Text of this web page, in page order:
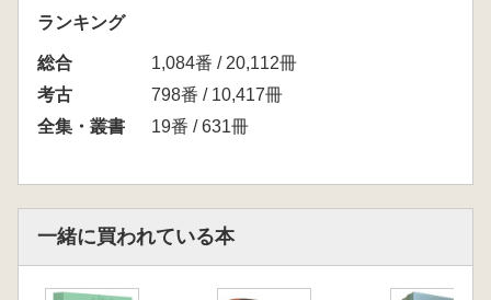
学术,打造学术精品,弘扬丝路文化。
漢唐長安は、シルクロードの起点であり、今日
におけるシルクロード研究の重要な拠点でもあ
フォームを構築することで、シルクロード研究
の発展に寄与する点にあります。また、中国文
ランキング
総合
1,084番 / 20,112冊
考古
798番 / 10,417冊
全集・叢書
19番 / 631冊
一緒に買われている本